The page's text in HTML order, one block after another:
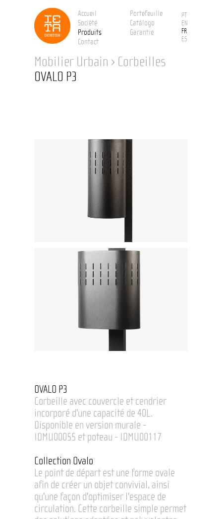
Accueil
Portefeuille
Société
Catálogo
Produits
Garantie
Contact
Mobilier Urbain › Corbeilles
OVALO P3
PT
EN
FR
ES
OVALO P3
Corbeille avec couvercle et cendrier
incorporé d'une capacité de 40L.
Disponible en version murale -
IDMU00055 et poteau - IDMU00117
Collection Ovalo
Le point de départ est une forme ovale
afin de créer un objet convivial, ainsi
qu'une façon d'optimiser l'espace de
circulation. Cette corbeille simple permet